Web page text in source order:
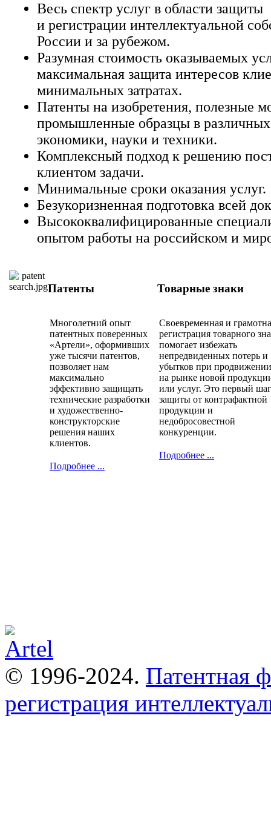
Весь спектр услуг в области защиты
и регистрации интеллектуальной
России и за рубежом.
Разумная стоимость оказываемых
максимальная защита интересов
минимальных затратах.
Патенты на изобретения, полезные
промышленные образцы в различных
экономики, науки и техники.
Комплексный подход к решению
клиентом задачи.
Минимальные сроки оказания услуг.
Безукоризненная подготовка всей
Высококвалифицированные
опытом работы на российском и
Патенты
Многолетний опыт
патентных поверенных
«Артели», оформивших
уже тысячи патентов,
позволяет нам
максимально
эффективно защищать
технические разработки
и художественно-
конструкторские
решения наших
клиентов.
Подробнее ...
Товарные знаки
Своевременная и
регистрация товарного
помогает избежать
непредвиденных потерь и
убытков при продвижении
на рынке новой
или услуг. Это первый шаг
защиты от контрафактной
продукции и
недобросовестной
конкуренции.
Подробнее ...
© 1996-2024. Патентная
регистрация